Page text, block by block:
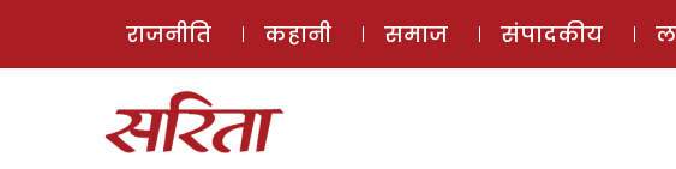
राजनीति कहानी समाज संपादकीय